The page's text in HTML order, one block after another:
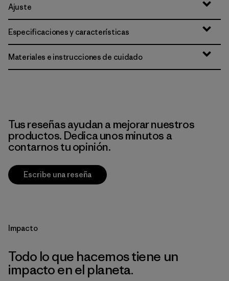
Ajuste
Especificaciones y características
Materiales e instrucciones de cuidado
Tus reseñas ayudan a mejorar nuestros
productos. Dedica unos minutos a
contarnos tu opinión.
Escribe una reseña
Impacto
Todo lo que hacemos tiene un
impacto en el planeta.